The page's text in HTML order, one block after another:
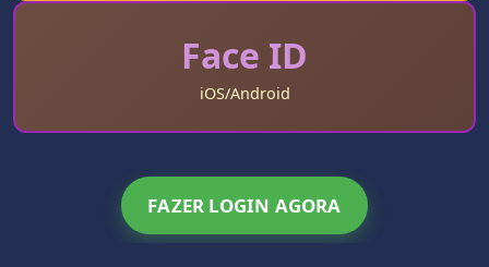
Face ID
iOS/Android
FAZER LOGIN AGORA